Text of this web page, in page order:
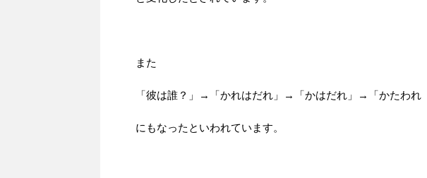
また
「彼は誰？」→「かれはだれ」→「かはだれ」→「かたわれ
にもなったといわれています。